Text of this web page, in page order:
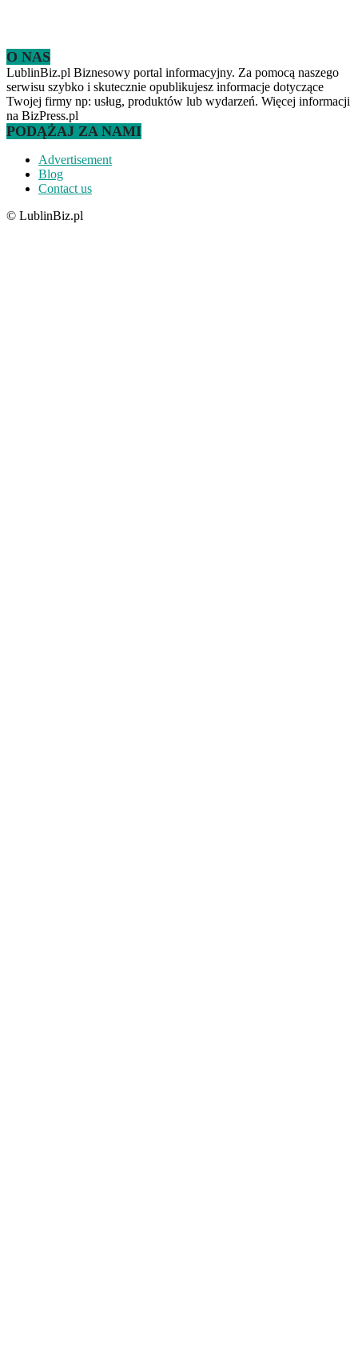
O NAS
LublinBiz.pl Biznesowy portal informacyjny. Za pomocą naszego
serwisu szybko i skutecznie opublikujesz informacje dotyczące
Twojej firmy np: usług, produktów lub wydarzeń. Więcej informacji
na BizPress.pl
PODĄŻAJ ZA NAMI
Advertisement
Blog
Contact us
© LublinBiz.pl